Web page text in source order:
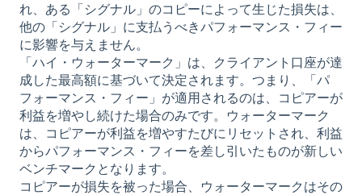
れ、ある「シグナル」のコピーによって生じた損失は、
他の「シグナル」に支払うべきパフォーマンス・フィー
に影響を与えません。
「ハイ・ウォーターマーク」は、クライアント口座が達
成した最高額に基づいて決定されます。つまり、「パ
フォーマンス・フィー」が適用されるのは、コピアーが
利益を増やし続けた場合のみです。ウォーターマーク
は、コピアーが利益を増やすたびにリセットされ、利益
からパフォーマンス・フィーを差し引いたものが新しい
ベンチマークとなります。
コピアーが損失を被った場合、ウォーターマークはその